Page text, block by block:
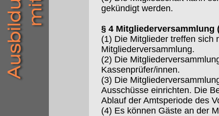
gekündigt werden.
§ 4 Mitgliederversammlung
(1) Die Mitglieder treffen sich
Mitgliederversammlung.
(2) Die
Kassenprüfer/innen.
(3) Die
Ausschüsse einrichten. Die
Ablauf der Amtsperiode des
(4) Es können Gäste an der